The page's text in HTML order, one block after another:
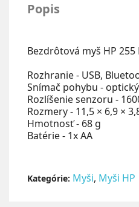
Popis
Bezdrôtová myš HP 255
Rozhranie - USB,
Snímač pohybu - optický
Rozlíšenie senzoru -
Rozmery - 11,5 × 6,9 ×
Hmotnosť - 68 g
Batérie - 1x AA
Kategórie: Myši, Myši HP